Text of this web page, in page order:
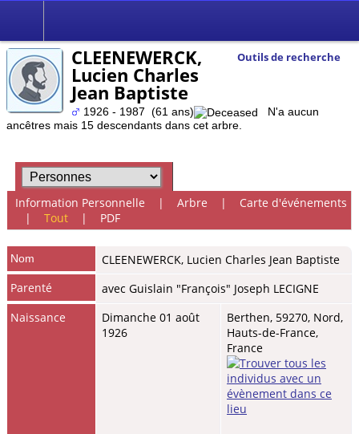
Outils de recherche
CLEENEWERCK,
Lucien Charles
Jean Baptiste
1926 - 1987 (61 ans)
N'a aucun
ancêtres mais 15 descendants dans cet arbre.
Information Personnelle | Arbre | Carte d'événements
| Tout| PDF
Nom CLEENEWERCK, Lucien Charles Jean Baptiste
Parenté
avec Guislain "François" Joseph LECIGNE
Naissance
Dimanche 01 août
1926
Berthen, 59270, Nord,
Hauts-de-France,
France